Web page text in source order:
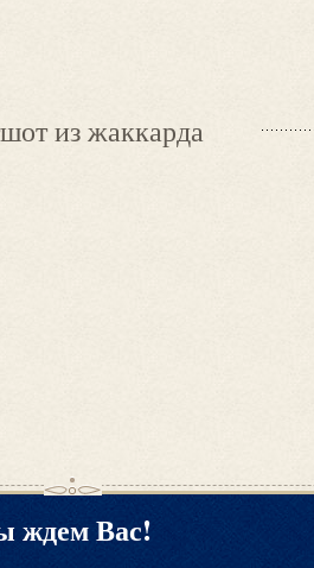
из жаккарда
ждем Вас!